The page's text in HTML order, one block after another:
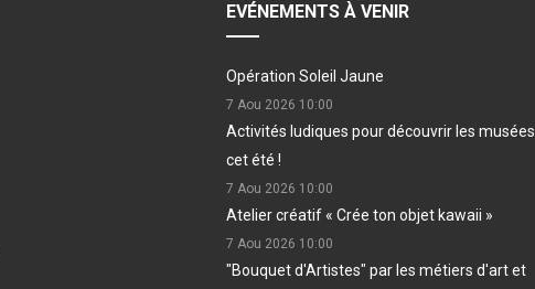
EVÉNEMENTS À VENIR
Opération Soleil Jaune
7 Aou 2026 10:00
Activités ludiques pour découvrir les musées
cet été !
7 Aou 2026 10:00
Atelier créatif « Crée ton objet kawaii »
7 Aou 2026 10:00
"Bouquet d'Artistes" par les métiers d'art et